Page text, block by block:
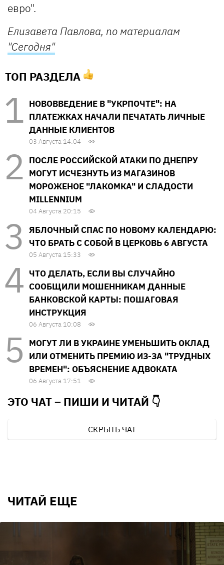
евро".
Елизавета Павлова, по материалам
"Сегодня"
ТОП РАЗДЕЛА
НОВОВВЕДЕНИЕ В "УКРПОЧТЕ": НА
ПЛАТЕЖКАХ НАЧАЛИ ПЕЧАТАТЬ ЛИЧНЫЕ
ДАННЫЕ КЛИЕНТОВ
03 Августа 14:04
ПОСЛЕ РОССИЙСКОЙ АТАКИ ПО ДНЕПРУ
МОГУТ ИСЧЕЗНУТЬ ИЗ МАГАЗИНОВ
МОРОЖЕНОЕ "ЛАКОМКА" И СЛАДОСТИ
MILLENNIUM
04 Августа 20:15
ЯБЛОЧНЫЙ СПАС ПО НОВОМУ КАЛЕНДАРЮ:
ЧТО БРАТЬ С СОБОЙ В ЦЕРКОВЬ 6 АВГУСТА
05 Августа 15:33
ЧТО ДЕЛАТЬ, ЕСЛИ ВЫ СЛУЧАЙНО
СООБЩИЛИ МОШЕННИКАМ ДАННЫЕ
БАНКОВСКОЙ КАРТЫ: ПОШАГОВАЯ
ИНСТРУКЦИЯ
06 Августа 10:08
МОГУТ ЛИ В УКРАИНЕ УМЕНЬШИТЬ ОКЛАД
ИЛИ ОТМЕНИТЬ ПРЕМИЮ ИЗ-ЗА "ТРУДНЫХ
ВРЕМЕН": ОБЪЯСНЕНИЕ АДВОКАТА
06 Августа 17:51
ЭТО ЧАТ – ПИШИ И ЧИТАЙ 👇
СКРЫТЬ ЧАТ
ЧИТАЙ ЕЩЕ